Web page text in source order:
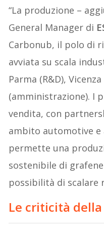
“La produzione –
General Manager di
Carbonub, il polo di
avviata su scala
Parma (R&D),
(amministrazione). I
vendita, con
ambito automotive e
permette una
sostenibile di
possibilità di scalare
Le criticità